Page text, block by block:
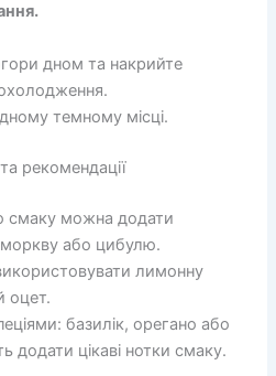
дном та накрийте
темному місці.
рекомендації
смаку можна додати
або цибулю.
лимонну
оцет.
базилік, орегано або
додати цікаві нотки смаку.